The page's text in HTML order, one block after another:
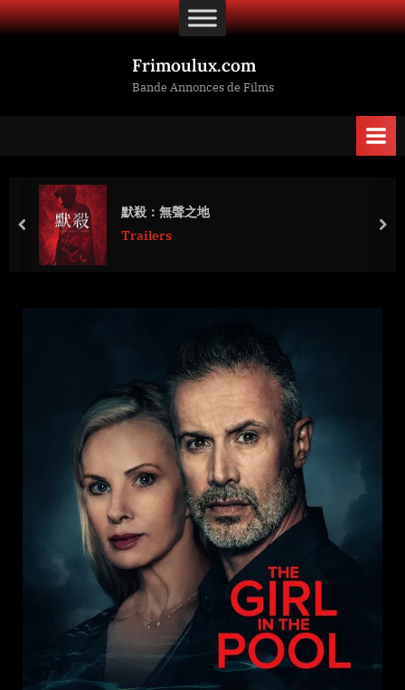
Skip
to
Frimoulux.com
Bande Annonces de Films
默殺：無聲之地
Trailers
prev